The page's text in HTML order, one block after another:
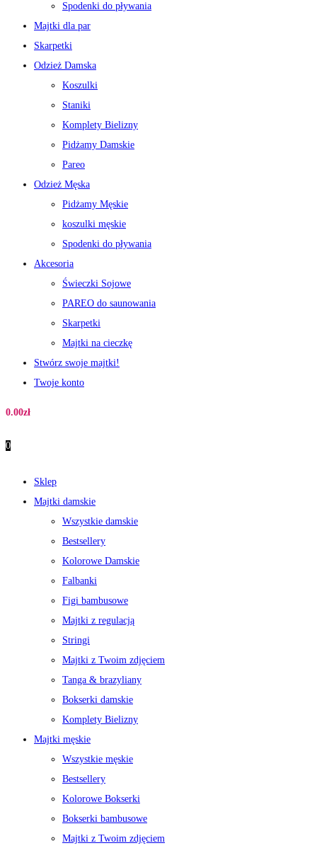
Spodenki do pływania
Majtki dla par
Skarpetki
Odzież Damska
Koszulki
Staniki
Komplety Bielizny
Pidżamy Damskie
Pareo
Odzież Męska
Pidżamy Męskie
koszulki męskie
Spodenki do pływania
Akcesoria
Świeczki Sojowe
PAREO do saunowania
Skarpetki
Majtki na cieczkę
Stwórz swoje majtki!
Twoje konto
0.00zł
0
Sklep
Majtki damskie
Wszystkie damskie
Bestsellery
Kolorowe Damskie
Falbanki
Figi bambusowe
Majtki z regulacją
Stringi
Majtki z Twoim zdjęciem
Tanga & brazyliany
Bokserki damskie
Komplety Bielizny
Majtki męskie
Wszystkie męskie
Bestsellery
Kolorowe Bokserki
Bokserki bambusowe
Majtki z Twoim zdjęciem